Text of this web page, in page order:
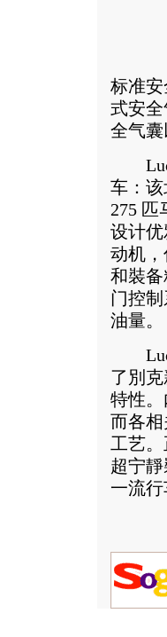
标准
式安
全气
车：
275 匹
设计优
动机，
和裝
门控
油量。
了別
特性
而各
工艺。
超宁
一流行